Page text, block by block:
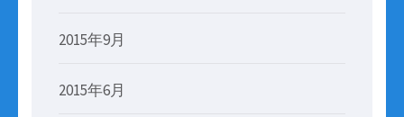
2015年9月
2015年6月